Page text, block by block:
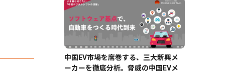
中国EV市場を席巻する、三大新興メ
ーカーを徹底分析。脅威の中国EVメ